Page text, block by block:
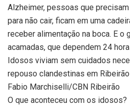
Alzheimer, pessoas que
para não cair, ficam em uma
receber alimentação na boca. E o
acamadas, que dependem 24
Idosos viviam sem cuidados
repouso clandestinas em
Fabio Marchiselli/CBN Ribeirão
O que aconteceu com os idosos?